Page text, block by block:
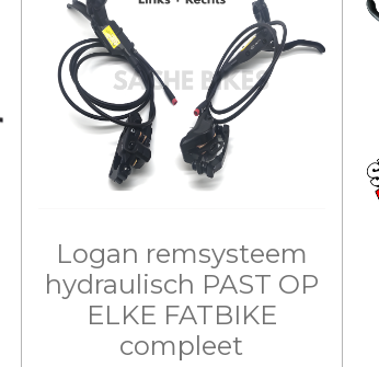
Logan remsysteem
hydraulisch PAST OP
ELKE FATBIKE
compleet